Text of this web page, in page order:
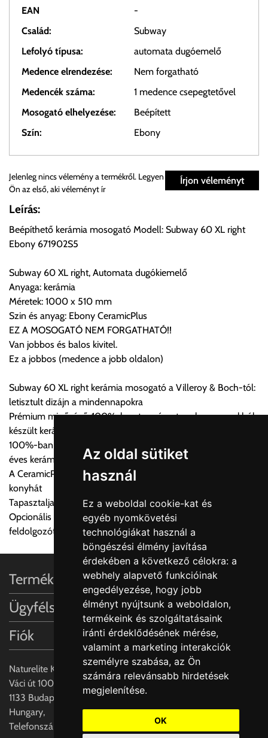
Az oldal sütiket
használ
Ez a weboldal cookie-kat és
egyéb nyomkövetési
technológiákat használ a
böngészési élmény javítása
érdekében a következő célokra: a
webhely alapvető funkcióinak
engedélyezése, hogy jobb
élményt nyújtsunk a weboldalon,
termékeink és szolgáltatásaink
iránti érdeklődésének mérése,
valamint a marketing interakciók
személyre szabása, az Ön
számára relevánsabb hirdetések
megjelenítése.
OK
EAN
-
Család:
Subway
Lefolyó típusa:
automata dugóemelő
Medence elrendezése:
Nem forgatható
Medencék száma:
1 medence csepegtetővel
Mosogató elhelyezése:
Beépített
Szín:
Ebony
Személyes átvétel:
Önnek lehetősége van rendelését a beérkezést követően
ingyenesen átvenni Budapesti Cégcsoportunk Stúdiójában
előre egyeztetett időpontban.
Szállítási díjak:
Az oldalunkon rendelés esetén, amennyiben szállítást is kér,
úgy esetenként több lehetőséget ajánl fel a program. Kérjük, a
vásárolt árú figyelembevételével az önnek megfelelő szállítási
költséget válassza ki.
automatikusan nem ajánl fel szállítási költséget, úgy válassza
a 0.- forintos szállítást, kollégáink megvizsgálják a vásárolt
termék adatait, majd visszaigazolják a szállítás költségét.
Ingyenes szállítási lehetőség nincs!
Egyes termékek súlyát a program nem ismeri, rendelés esetén
a központ igazolja vissza. Amennyiben a költséget az Ön által
gondoltnál magasabb értékben igazoljuk vissza, úgy a
visszaigazolástól számított 24 órán belül a terméket
lemondhatja, vagy kérheti a személyes átvételre való
módosítását.
KERÁMIA TERMÉKEK SZÁLLÍTATÁSA NEM, VAGY CSAK
A MEGRENDELŐ KIFEJEZETT KÉRÉSÉRE ÉS
FELELŐSSÉGÉRE LEHETSÉGES!!
Egyéb leírások:
Budapesti szállítások:
1, Budapestre kért szállítás esetén az általános szállítás
helyett időre történő extra szállítás kérése is lehetséges
egyedi áron. A szállítás megbeszélt időablakban lehetőség
szerint 1 órás intervallumon belüli pontos időpont
megjelöléssel kérhető munkanapokon 09.00 - 15.00 között.
Írjon véleményt
Jelenleg nincs vélemény a termékről. Legyen
Ön az első, aki véleményt ír
Leírás:
Beépíthető kerámia mosogató Modell: Subway 60 XL right
Ebony 671902S5
Subway 60 XL right, Automata dugókiemelő
Anyaga: kerámia
Méretek: 1000 x 510 mm
Szin és anyag: Ebony CeramicPlus
EZ A MOSOGATÓ NEM FORGATHATÓ!!
Van jobbos és balos kivitel.
Ez a jobbos (medence a jobb oldalon)
Subway 60 XL right kerámia mosogató a Villeroy & Boch-tól:
letisztult dizájn a mindennapokra
Prémium minőségű, 100%-ban természetes alapanyagokból
készült kerámia konyhai mosogató
100%-ban természetes alapanyagok és kézművesség 270
éves kerámia tapasztalattal
A CeramicPlus könnyen gondozható, és tisztán tartja a
konyhát
Tapasztalja meg a Villeroy & Boch varázslatos dizájn világát
Opcionális kiegészítők: Rozsdamentes acél beakasztható
feldolgozótálcák és vágódeszka valódi fa furnérral
Naturelite Kft,
Váci út 100.,
1133 Budapest,
Hungary,
Telefonszám: +(36) 70-427-3837
Termékinformációk
Ügyfélszolgálat
Fiók